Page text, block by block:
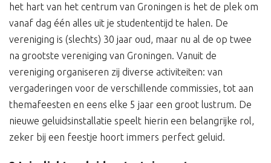
het hart van het centrum van Groningen is het de plek om
vanaf dag één alles uit je studententijd te halen. De
vereniging is (slechts) 30 jaar oud, maar nu al de op twee
na grootste vereniging van Groningen. Vanuit de
vereniging organiseren zij diverse activiteiten: van
vergaderingen voor de verschillende commissies, tot aan
themafeesten en eens elke 5 jaar een groot lustrum. De
nieuwe geluidsinstallatie speelt hierin een belangrijke rol,
zeker bij een feestje hoort immers perfect geluid.